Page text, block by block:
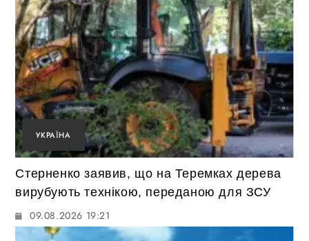
УКРАЇНА
Стерненко заявив, що на Теремках дерева
вирубують технікою, переданою для ЗСУ
09.08.2026 19:21